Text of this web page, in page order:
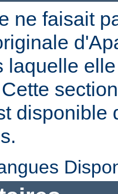
ne faisait
laquelle
disponible